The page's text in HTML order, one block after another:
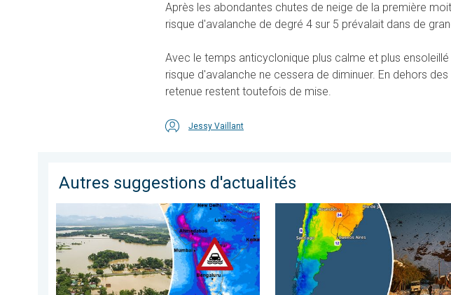
Après les abondantes chutes de neige de la première
risque d'avalanche de degré 4 sur 5 prévalait dans de
Avec le temps anticyclonique plus calme et plus
risque d'avalanche ne cessera de diminuer. En dehors
retenue restent toutefois de mise.
Jessy Vaillant
Autres suggestions d'actualités
L'Asie en proie à de graves inondations. Mousson exceptionnelle. . . mercredi 29
L'hiver bat son plein en Amérique